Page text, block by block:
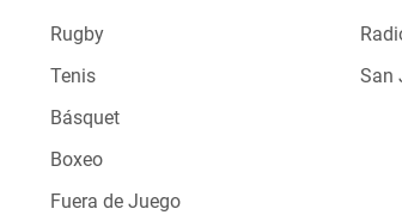
Rugby
Tenis
Básquet
Boxeo
Fuera de Juego
San